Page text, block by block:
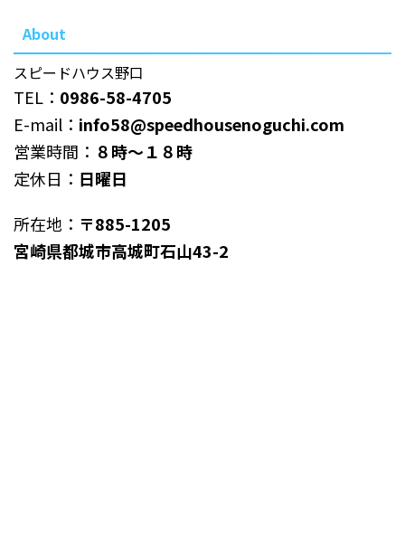
About
スピードハウス野口
TEL： 0986-58-4705
E-mail： info58@speedhousenoguchi.com
営業時間： ８時～１８時
定休日： 日曜日
所在地： 〒885-1205
宮崎県都城市高城町石山43-2